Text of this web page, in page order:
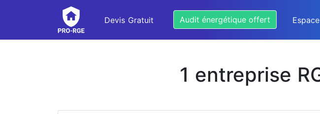
Devis Gratuit Audit énergétique offert
1 entreprise